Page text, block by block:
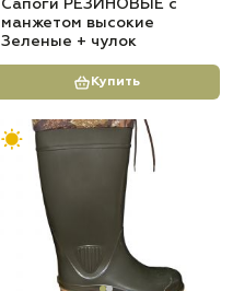
Сапоги РЕЗИНОВЫЕ с
манжетом высокие
Зеленые + чулок
Купить